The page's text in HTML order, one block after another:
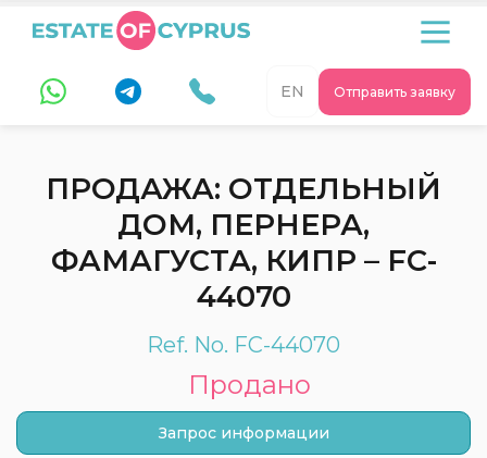
Отправить заявку
EN
ПРОДАЖА: ОТДЕЛЬНЫЙ
ДОМ, ПЕРНЕРА,
ФАМАГУСТА, КИПР – FC-
44070
Ref. No. FC-44070
Продано
Запрос информации